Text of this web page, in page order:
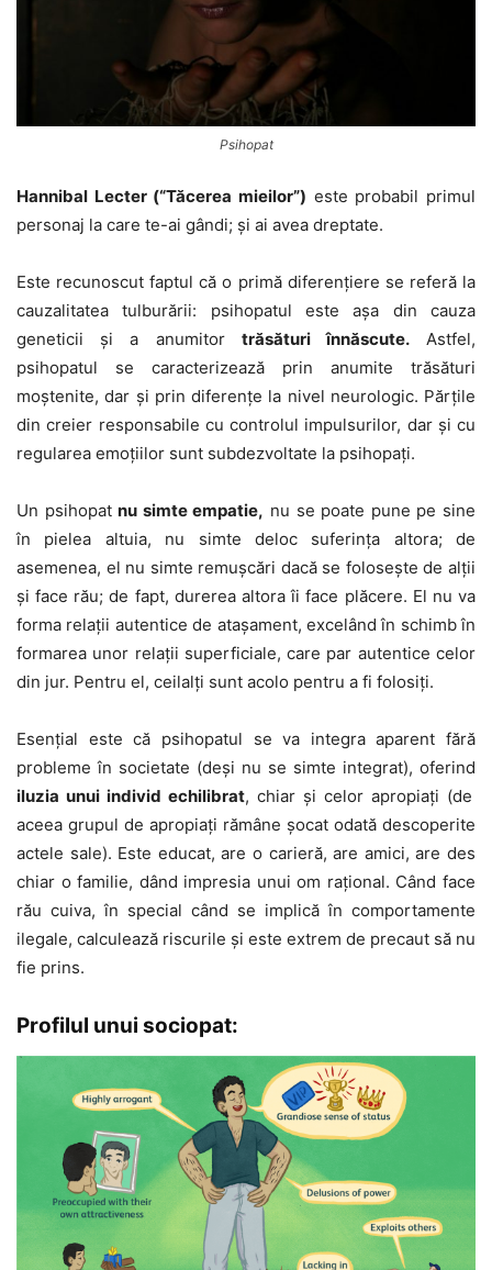
Psihopat
Hannibal Lecter (“Tăcerea mieilor”) este probabil primul
personaj la care te-ai gândi; şi ai avea dreptate.
Este recunoscut faptul că o primă diferenţiere se referă la
cauzalitatea tulburării: psihopatul este aşa din cauza
geneticii şi a anumitor trăsături înnăscute.Astfel,
psihopatul se caracterizează prin anumite trăsături
moştenite, dar şi prin diferenţe la nivel neurologic. Părţile
din creier responsabile cu controlul impulsurilor, dar şi cu
regularea emoţiilor sunt subdezvoltate la psihopaţi.
Un psihopatnu simte empatie, nu se poate pune pe sine
în pielea altuia, nu simte deloc suferinţa altora; de
asemenea, el nu simte remuşcări dacă se foloseşte de alţii
şi face rău; de fapt, durerea altora îi face plăcere. El nu va
forma relaţii autentice de ataşament, excelând în schimb în
formarea unor relaţii superficiale, care par autentice celor
din jur. Pentru el, ceilalţi sunt acolo pentru a fi folosiţi.
Esenţial este că psihopatul se va integra aparent fără
probleme în societate (deşi nu se simte integrat), oferind
iluzia unui individ echilibrat, chiar şi celor apropiaţi (de
aceea grupul de apropiaţi rămâne şocat odată descoperite
actele sale). Este educat, are o carieră, are amici, are des
chiar o familie, dând impresia unui om raţional. Când face
rău cuiva, în special când se implică în comportamente
ilegale, calculează riscurile şi este extrem de precaut să nu
fie prins.
Profilul unui sociopat: